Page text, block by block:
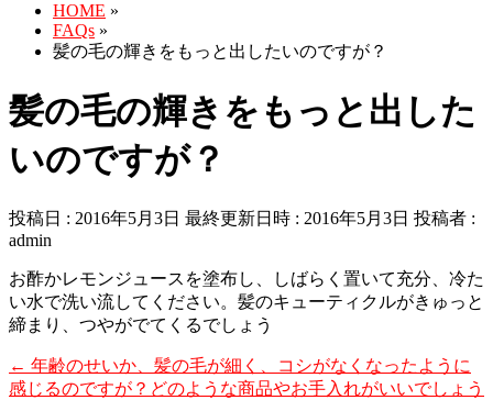
HOME »
FAQs »
髪の毛の輝きをもっと出したいのですが？
髪の毛の輝きをもっと出した
いのですが？
投稿日 : 2016年5月3日 最終更新日時 : 2016年5月3日 投稿者 :
admin
お酢かレモンジュースを塗布し、しばらく置いて充分、冷た
い水で洗い流してください。髪のキューティクルがきゅっと
締まり、つやがでてくるでしょう
← 年齢のせいか、髪の毛が細く、コシがなくなったように
感じるのですが？どのような商品やお手入れがいいでしょう